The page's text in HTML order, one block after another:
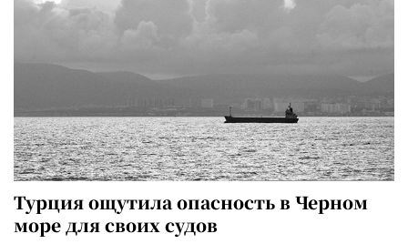
Турция ощутила опасность в Черном
море для своих судов